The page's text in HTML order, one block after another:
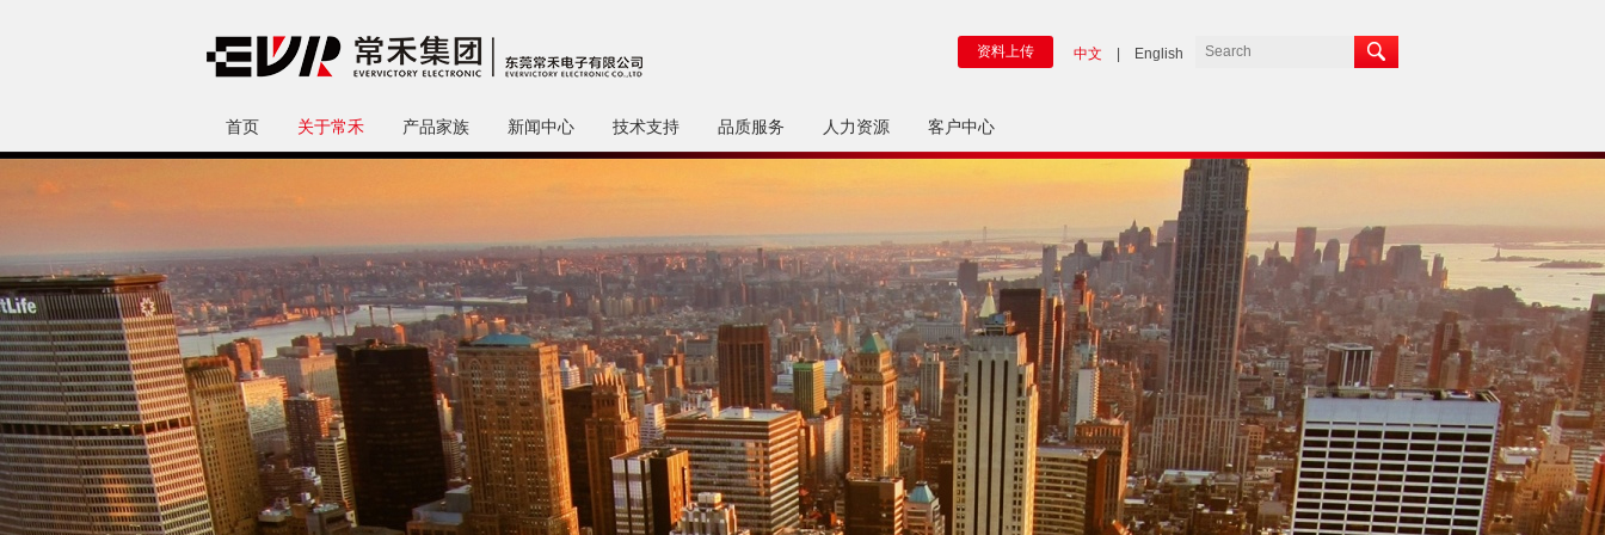
首页 关于常禾 产品家族 新闻中心 技术支持 品质服务 人力资源 客户中心
中文 English
资料上传